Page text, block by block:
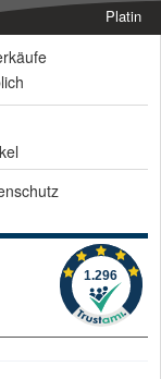
Platin